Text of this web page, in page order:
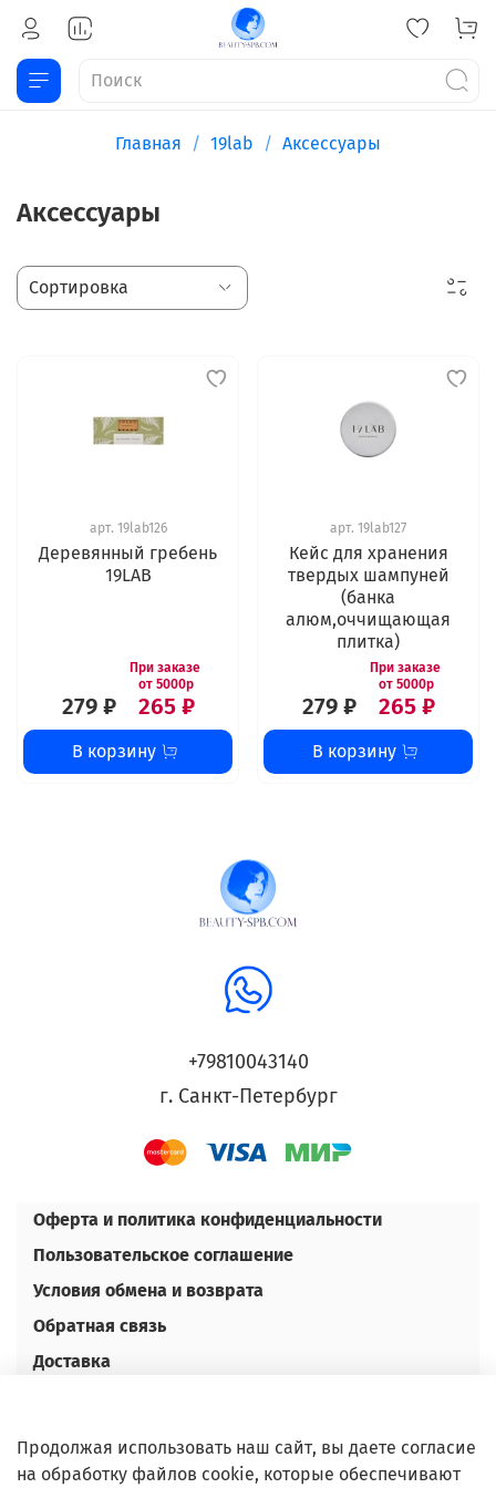
Главная 19lab Аксессуары
Аксессуары
арт. 19lab126
Деревянный гребень
19LAB
279 ₽ 265 ₽
В корзину
арт. 19lab127
Кейс для хранения
твердых шампуней
(банка
алюм,оччищающая
плитка)
279 ₽ 265 ₽
В корзину
+79810043140
г. Санкт-Петербург
Оферта и политика конфиденциальности
Пользовательское соглашение
Условия обмена и возврата
Обратная связь
Доставка
Оптовым покупателям
Продолжая использовать наш сайт, вы даете согласие
на обработку файлов cookie, которые обеспечивают